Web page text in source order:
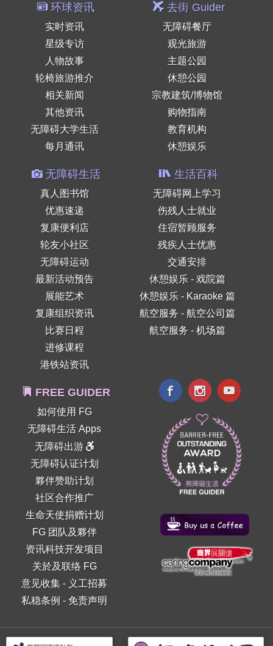
环球资讯
实时资讯
星级专访
人物故事
轮椅旅游推介
相关新闻
其他资讯
无障碍大学生活
每月通讯
去街 Guider
无障碍餐厅
观光旅游
主题公园
休憩公园
宗教建筑/博物馆
购物指南
教育机构
休憩娱乐
无障碍生活
真人图书馆
优惠速递
复康便利店
轮友小社区
无障碍运动
最新活动预告
展能艺术
复康组织资讯
比赛日程
进修课程
港铁站资讯
生活百科
无障碍网上学习
伤残人士就业
住宿暂顾服务
残疾人士优惠
交通安排
休憩娱乐 - 戏院篇
休憩娱乐 - Karaoke 篇
航空服务 - 航空公司篇
航空服务 - 机场篇
FREE GUIDER
如何使用 FG
无障碍生活 Apps
无障碍出游
无障碍认证计划
夥伴赞助计划
社区合作推广
生命天使捐赠计划
FG 团队及夥伴
资讯科技开发项目
关於及联络 FG
意见收集 - 义工招募
私稳条例 - 免责声明